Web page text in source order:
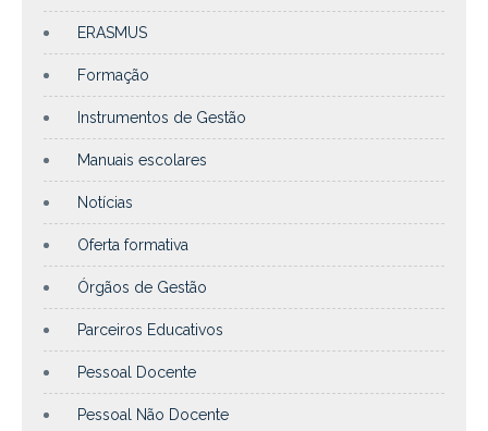
ERASMUS
Formação
Instrumentos de Gestão
Manuais escolares
Notícias
Oferta formativa
Órgãos de Gestão
Parceiros Educativos
Pessoal Docente
Pessoal Não Docente